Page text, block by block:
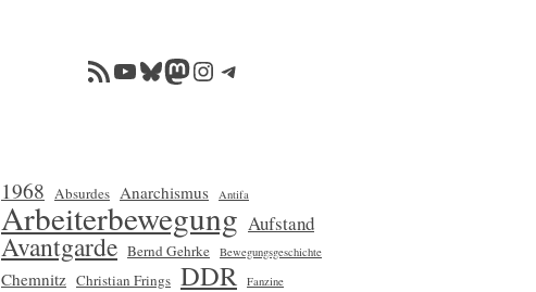
RSS-FeedYouTube
Bluesky
Mastodon
Instagram
Telegram
1968 Absurdes Anarchismus Antifa
Arbeiterbewegung Aufstand
Avantgarde Bernd Gehrke Bewegungsgeschichte
Chemnitz Christian Frings DDR Fanzine